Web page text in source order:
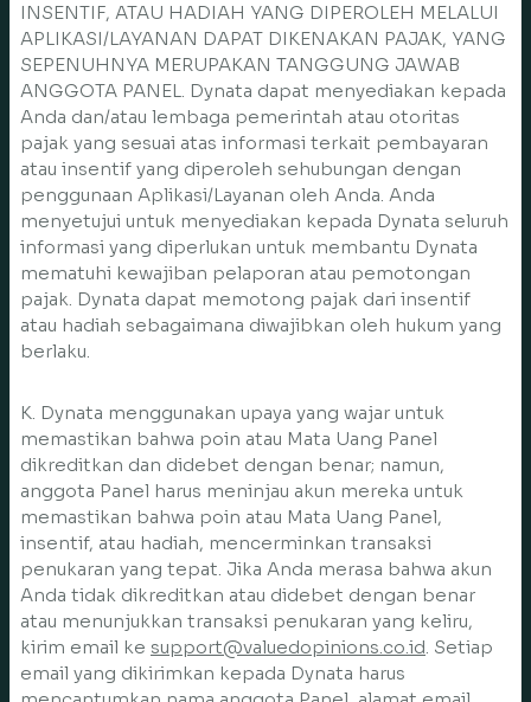
INSENTIF, ATAU HADIAH YANG DIPEROLEH MELALUI
APLIKASI/LAYANAN DAPAT DIKENAKAN PAJAK, YANG
SEPENUHNYA MERUPAKAN TANGGUNG JAWAB
ANGGOTA PANEL. Dynata dapat menyediakan kepada
Anda dan/atau lembaga pemerintah atau otoritas
pajak yang sesuai atas informasi terkait pembayaran
atau insentif yang diperoleh sehubungan dengan
penggunaan Aplikasi/Layanan oleh Anda. Anda
menyetujui untuk menyediakan kepada Dynata seluruh
informasi yang diperlukan untuk membantu Dynata
mematuhi kewajiban pelaporan atau pemotongan
pajak. Dynata dapat memotong pajak dari insentif
atau hadiah sebagaimana diwajibkan oleh hukum yang
berlaku.
K. Dynata menggunakan upaya yang wajar untuk
memastikan bahwa poin atau Mata Uang Panel
dikreditkan dan didebet dengan benar; namun,
anggota Panel harus meninjau akun mereka untuk
memastikan bahwa poin atau Mata Uang Panel,
insentif, atau hadiah, mencerminkan transaksi
penukaran yang tepat. Jika Anda merasa bahwa akun
Anda tidak dikreditkan atau didebet dengan benar
atau menunjukkan transaksi penukaran yang keliru,
kirim email ke support@valuedopinions.co.id. Setiap
email yang dikirimkan kepada Dynata harus